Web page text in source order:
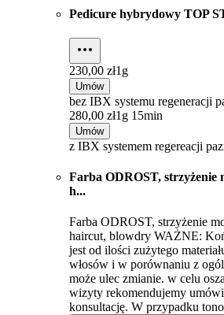
Pedicure hybrydowy TOP
230,00 zł1g
Umów
bez IBX systemu regeneracji
280,00 zł1g 15min
Umów
z IBX systemem regereacji
Farba ODROST, strzyżenie
h...
Farba ODROST, strzyżenie
haircut, blowdry WAŻNE:
jest od ilości zużytego
włosów i w porównaniu z
może ulec zmianie. w celu
wizyty rekomendujemy
konsultację. W przypadku